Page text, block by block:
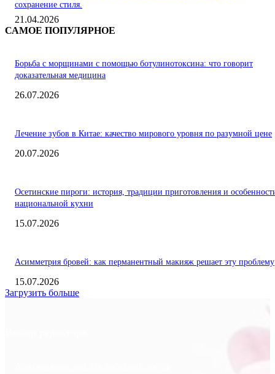
сохранение стиля.
21.04.2026
САМОЕ ПОПУЛЯРНОЕ
Борьба с морщинами с помощью ботулинотоксина: что говорит
доказательная медицина
26.07.2026
Лечение зубов в Китае: качество мирового уровня по разумной цене
20.07.2026
Осетинские пироги: история, традиции приготовления и
национальной кухни
15.07.2026
Асимметрия бровей: как перманентный макияж решает эту проблему
15.07.2026
Загрузить больше